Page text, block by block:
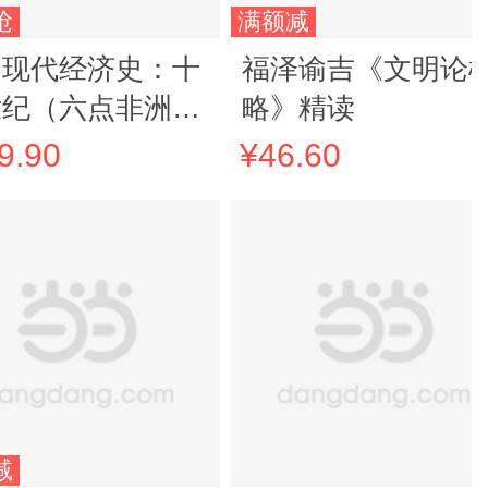
代经济史：十
（六点非洲系
满额减
福泽谕吉《文明论
略》精读
¥46.60